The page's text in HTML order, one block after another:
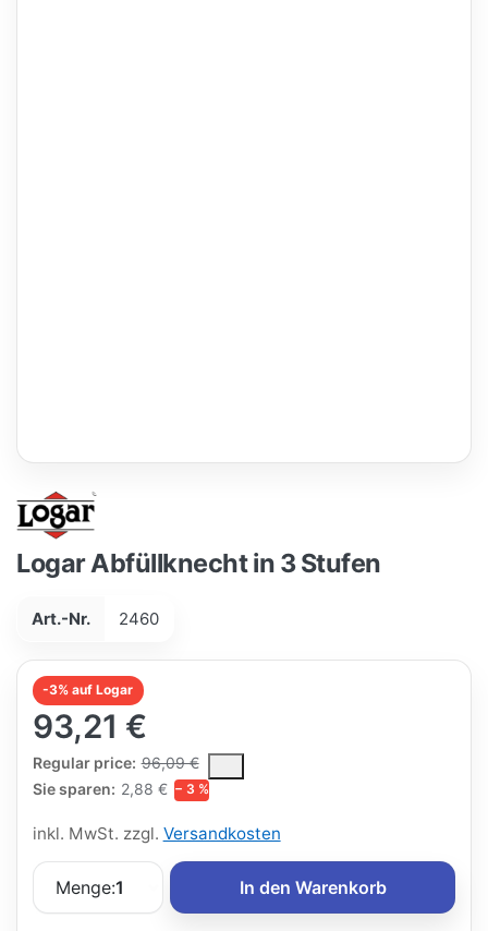
Logar Abfüllknecht in 3 Stufen
Art.-Nr. 2460
-3% auf Logar
93,21 €
Regular price: 96,09 €
The Regular Price is the median selling price paid by
Sie sparen: 2,88 € − 3 %
inkl. MwSt. zzgl. Versandkosten
Menge:1 In den Warenkorb